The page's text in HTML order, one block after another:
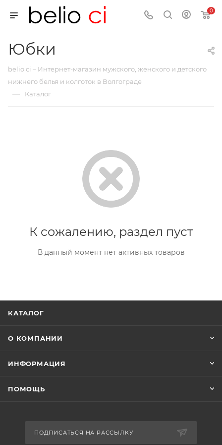
0
Юбки
belio ci – Интернет-магазин мужского, женского и детского
нижнего белья и колготок в Волгограде
— Каталог
К сожалению, раздел пуст
В данный момент нет активных товаров
КАТАЛОГ
О КОМПАНИИ
ИНФОРМАЦИЯ
ПОМОЩЬ
ПОДПИСАТЬСЯ НА РАССЫЛКУ